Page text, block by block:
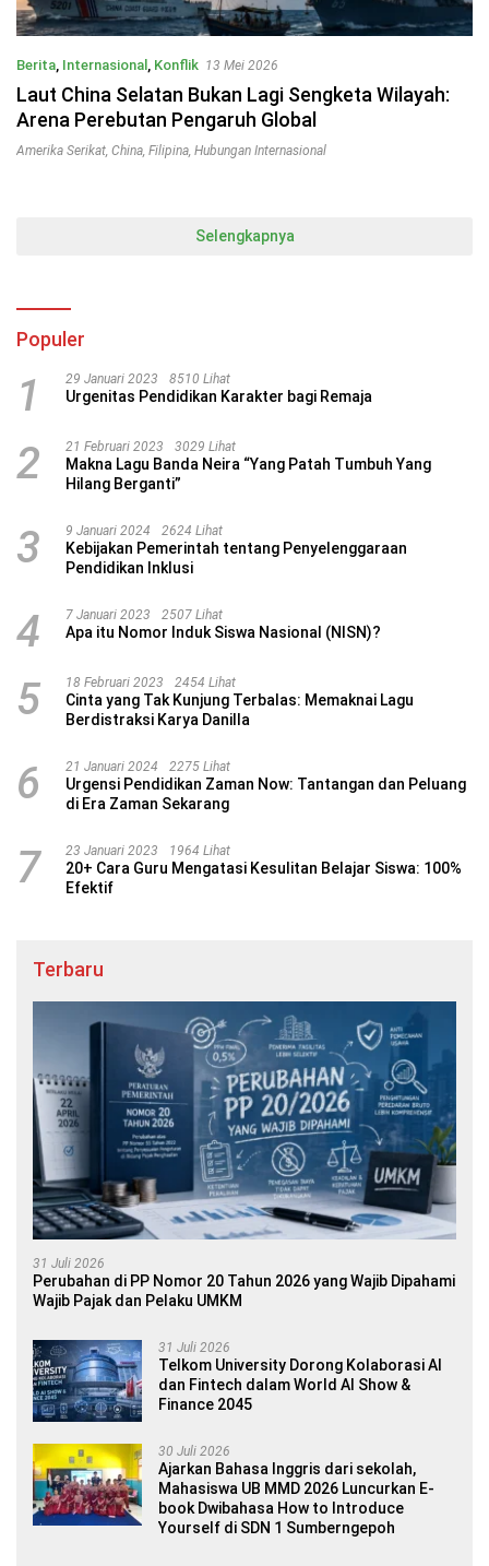
Berita, Internasional , Konflik 13 Mei 2026
Laut China Selatan Bukan Lagi Sengketa Wilayah:
Arena Perebutan Pengaruh Global
Amerika Serikat, China, Filipina, Hubungan Internasional
Selengkapnya
Populer
1 29 Januari 2023 8510 Lihat
Urgenitas Pendidikan Karakter bagi Remaja
2 21 Februari 2023 3029 Lihat
Makna Lagu Banda Neira “Yang Patah Tumbuh Yang
Hilang Berganti”
3 9 Januari 2024 2624 Lihat
Kebijakan Pemerintah tentang Penyelenggaraan
Pendidikan Inklusi
4 7 Januari 2023 2507 Lihat
Apa itu Nomor Induk Siswa Nasional (NISN)?
5 18 Februari 2023 2454 Lihat
Cinta yang Tak Kunjung Terbalas: Memaknai Lagu
Berdistraksi Karya Danilla
6 21 Januari 2024 2275 Lihat
Urgensi Pendidikan Zaman Now: Tantangan dan Peluang
di Era Zaman Sekarang
7 23 Januari 2023 1964 Lihat
20+ Cara Guru Mengatasi Kesulitan Belajar Siswa: 100%
Efektif
Terbaru
31 Juli 2026
Perubahan di PP Nomor 20 Tahun 2026 yang Wajib Dipahami
Wajib Pajak dan Pelaku UMKM
31 Juli 2026
Telkom University Dorong Kolaborasi AI
dan Fintech dalam World AI Show &
Finance 2045
30 Juli 2026
Ajarkan Bahasa Inggris dari sekolah,
Mahasiswa UB MMD 2026 Luncurkan E-
book Dwibahasa How to Introduce
Yourself di SDN 1 Sumberngepoh